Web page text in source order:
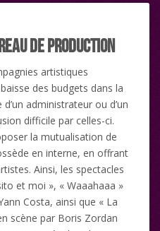
de Production
artistiques
des budgets dans la
administrateur ou d’un
difficile par celles-ci.
la mutualisation de
en interne, en offrant
Ainsi, les spectacles
et moi », « Waaahaaa »
Costa, ainsi que « La
scène par Boris Zordan